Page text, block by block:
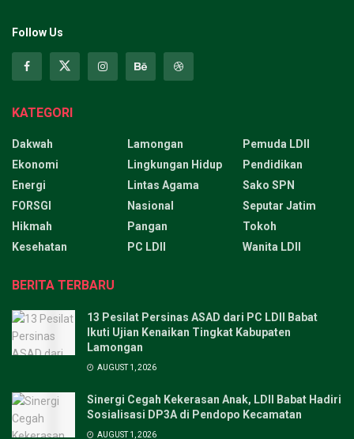
Follow Us
KATEGORI
Dakwah
Ekonomi
Energi
FORSGI
Hikmah
Kesehatan
Lamongan
Lingkungan Hidup
Lintas Agama
Nasional
Pangan
PC LDII
Pemuda LDII
Pendidikan
Sako SPN
Seputar Jatim
Tokoh
Wanita LDII
BERITA TERBARU
13 Pesilat Persinas ASAD dari PC LDII Babat
Ikuti Ujian Kenaikan Tingkat Kabupaten
Lamongan
AUGUST 1, 2026
Sinergi Cegah Kekerasan Anak, LDII Babat Hadiri
Sosialisasi DP3A di Pendopo Kecamatan
AUGUST 1, 2026